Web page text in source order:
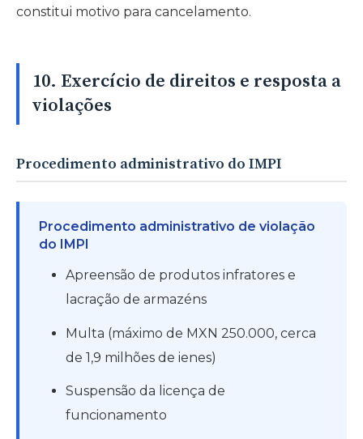
constitui motivo para cancelamento.
10. Exercício de direitos e resposta a
violações
Procedimento administrativo do IMPI
Procedimento administrativo de violação
do IMPI
Apreensão de produtos infratores e
lacração de armazéns
Multa (máximo de MXN 250.000, cerca
de 1,9 milhões de ienes)
Suspensão da licença de
funcionamento